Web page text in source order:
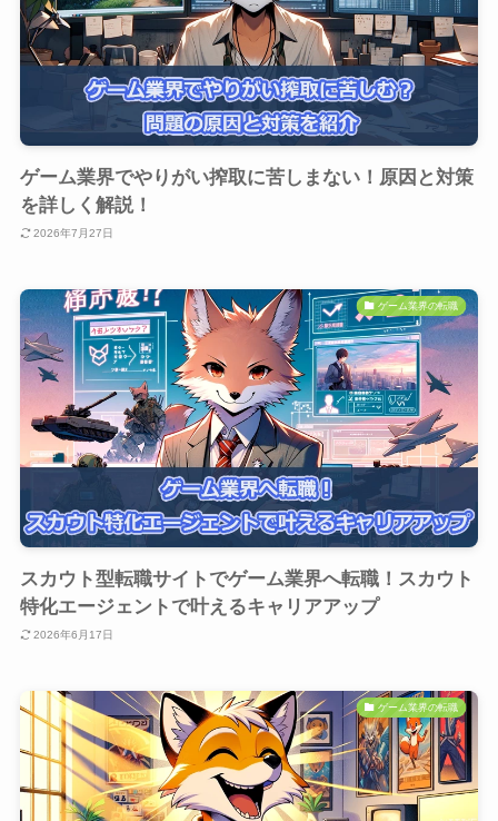
ゲーム業界でやりがい搾取に苦しまない！原因と対策
を詳しく解説！
2026年7月27日
ゲーム業界の転職
スカウト型転職サイトでゲーム業界へ転職！スカウト
特化エージェントで叶えるキャリアアップ
2026年6月17日
ゲーム業界の転職